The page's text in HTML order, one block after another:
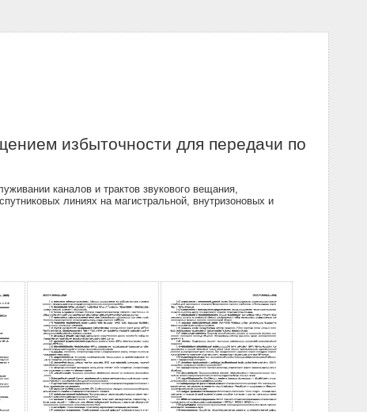
избыточности для передачи по
каналов и трактов звукового вещания,
линиях на магистральной, внутризоновых и